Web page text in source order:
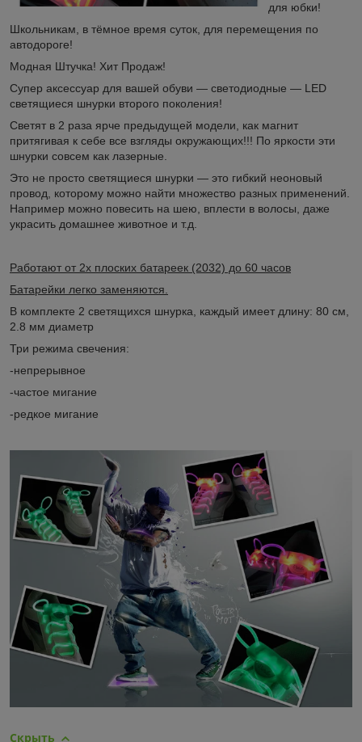
для юбки!
Школьникам, в тёмное время суток, для перемещения по
автодороге!
Модная Штучка! Хит Продаж!
Супер аксесcуар для вашей обуви ― светодиодные ― LED
светящиеся шнурки второго поколения!
Светят в 2 раза ярче предыдущей модели, как магнит
притягивая к себе все взгляды окружающих!!! По яркости эти
шнурки совсем как лазерные.
Это не просто светящиеся шнурки ― это гибкий неоновый
провод, которому можно найти множество разных применений.
Например можно повесить на шею, вплести в волосы, даже
украсить домашнее животное и т.д.
Работают от 2х плоских батареек (2032) до 60 часов
Батарейки легко заменяются.
В комплекте 2 светящихся шнурка, каждый имеет длину: 80 см,
2.8 мм диаметр
Три режима свечения:
-непрерывное
-частое мигание
-редкое мигание
Скрыть